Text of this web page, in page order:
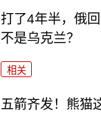
打了4年半，俄
不是乌克兰？
相关
五箭齐发！熊猫